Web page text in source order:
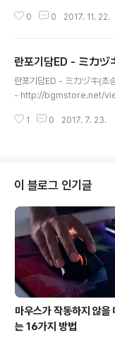
row 거길 가봤고 내일도
직도 유효한 것일까? or
m? 아니면 눈물들이 그들
me tomorrow 아마 내일
0 0 2017. 11. 22.
란포기담ED - ミカヅ
란포기담ED - ミカヅキ(초
- http://bgmstore.net/
나 만게츠가 키라키라 오늘
토ー노 와타시와 데키소코나
는 미숙하고 구제불능이라
ずり回ってる 요아케 유메
테루 새벽 꿈을 꾸고는 땅바
れでも 誰かに見つけて欲
츠케테 호시쿠테 그래도 누
見上げて叫んでいる 요조라
1 0 2017. 7. 23.
이 블로그 인기글
마우스가 작동하지 않을
는 16가지 방법